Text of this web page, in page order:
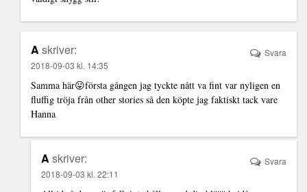
A skriver:
2018-09-03 kl. 14:35
Samma här😛första gången jag tyckte nått va fint var nyligen en
fluffig tröja från other stories så den köpte jag faktiskt tack vare
Hanna
Svara
A skriver:
2018-09-03 kl. 22:11
Svara